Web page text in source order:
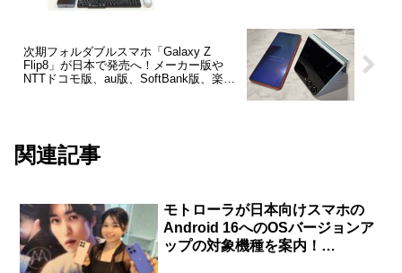
次期フォルダブルスマホ「Galaxy Z
Flip8」が日本で発売へ！メーカー版や
NTTドコモ版、au版、SoftBank版、楽天
関連記事
モトローラが日本向けスマホの
Android 16へのOSバージョンア
ップの対象機種を案内！